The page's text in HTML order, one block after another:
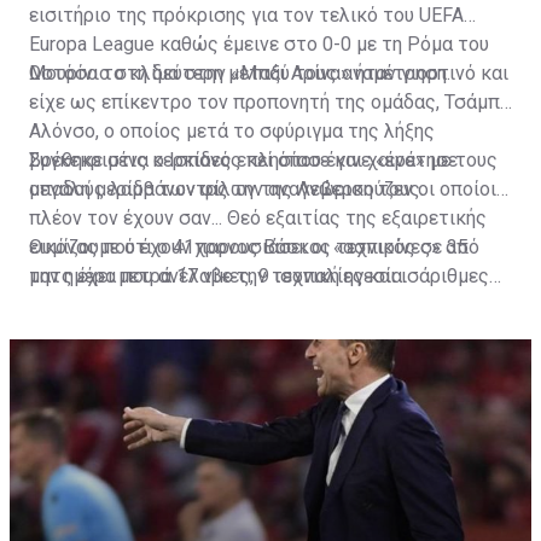
εισιτήριο της πρόκρισης για τον τελικό του UEFA
Europa League καθώς έμεινε στο 0-0 με τη Ρόμα του
Μουρίνιο στη δεύτερη μεταξύ τους αναμέτρηση.
Ωστόσο το κλίμα στην «Μπάι Αρίνα» ήταν γιορτινό και
είχε ως επίκεντρο τον προπονητή της ομάδας, Τσάμπι
Αλόνσο, ο οποίος μετά το σφύριγμα της λήξης
βρέθηκε στις κερκίδες εκεί όπου έγινε «ένα» με τους
οπαδούς λαμβάνοντας την αναγνώριση τους.
Συγκεκριμένα ο Ισπανός πλησίασε και χαιρέτησε
μεγάλη μερίδα των φίλων της Λεβερκούζεν οι οποίοι
πλέον τον έχουν σαν... Θεό εξαιτίας της εξαιρετικής
εικόνας που έχουν παρουσιάσει οι «ασπιρίνες» από
την ημέρα που ανέλαβε την τεχνική ηγεσία.
Θυμίζουμε ότι ο 41χρονος Βάσκος τεχνικός σε 35
ματς έχει μετρά 17 νίκες, 9 ισοπαλίες και ισάριθμες
ευρωπαϊκή τροχιά.